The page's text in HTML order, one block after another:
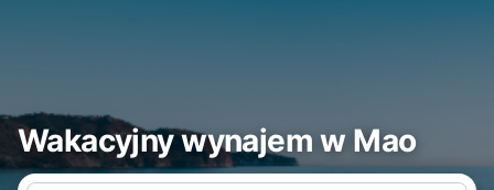
Wakacyjny wynajem w Mao